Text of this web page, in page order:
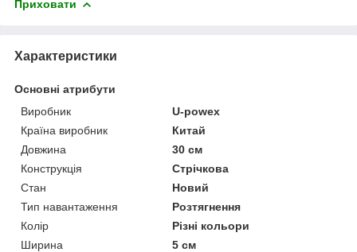
Приховати
Характеристики
Основні атрибути
Виробник
U-powex
Країна виробник
Китай
Довжина
30 см
Конструкція
Стрічкова
Стан
Новий
Тип навантаження
Розтягнення
Колір
Різні кольори
Ширина
5 см